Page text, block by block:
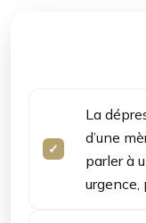
La
d’une
parler à
urgence,